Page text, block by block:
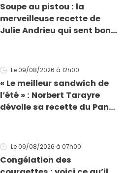
Soupe au pistou : la
merveilleuse recette de
Julie Andrieu qui sent bon
Le 09/08/2026 à 12h00
« Le meilleur sandwich de
l’été » : Norbert Tarayre
dévoile sa recette du Pan
Le 09/08/2026 à 07h00
Congélation des